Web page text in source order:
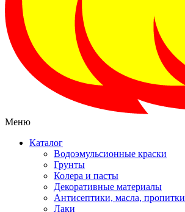
Меню
Каталог
Водоэмульсионные краски
Грунты
Колера и пасты
Декоративные материалы
Антисептики, масла, пропитки
Лаки